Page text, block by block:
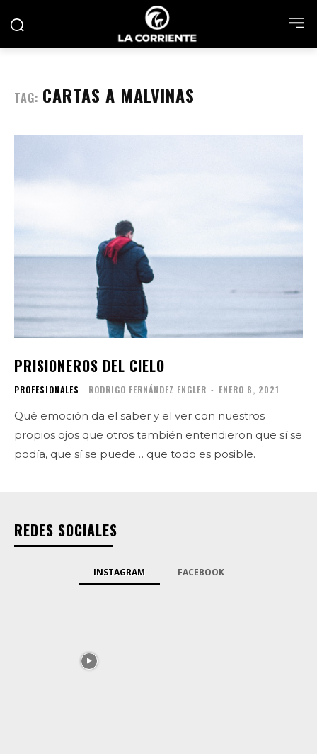
TAG: CARTAS A MALVINAS
PRISIONEROS DEL CIELO
PROFESIONALES RODRIGO FERNÁNDEZ ENGLER - ENERO 8, 2021
Qué emoción da el saber y el ver con nuestros
propios ojos que otros también entendieron que sí se
podía, que sí se puede… que todo es posible.
REDES SOCIALES
INSTAGRAM FACEBOOK